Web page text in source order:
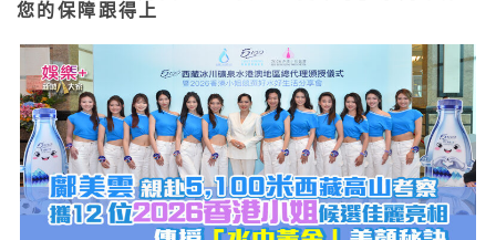
您的保障跟得上